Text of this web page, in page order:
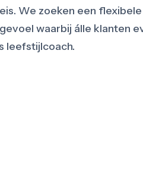
We zoeken een
waarbij álle klanten
leefstijlcoach.